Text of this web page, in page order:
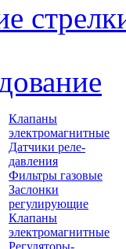
Клапаны
электромагнитные
Датчики реле-
давления
Фильтры газовые
Заслонки
регулирующие
Клапаны
электромагнитные
Регуляторы-